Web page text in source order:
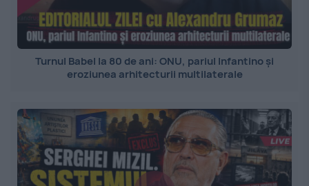
Turnul Babel la 80 de ani: ONU, pariul Infantino și
eroziunea arhitecturii multilaterale